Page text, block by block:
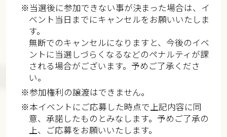
※当選後に参加できない事が決まった場合は、イ
ベント当日までにキャンセルをお願いいたしま
す。
無断でのキャンセルになりますと、今後のイベ
ントに当選しづらくなるなどのペナルティが課
される場合がございます。予めご了承くださ
い。
※参加権利の譲渡はできません。
※本イベントにご応募した時点で上記内容に同
意、承諾したものとみなします。予めご了承の
上、ご応募をお願いいたします。